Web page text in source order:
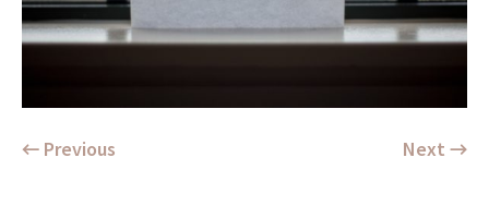
← Previous Next →